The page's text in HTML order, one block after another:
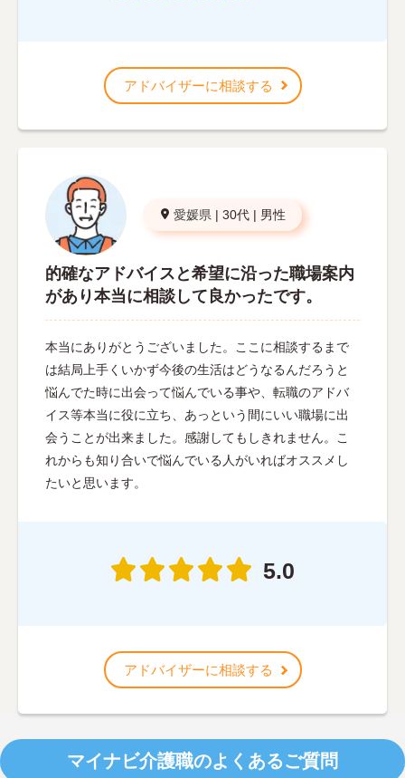
アドバイザーに相談する
愛媛県 | 30代 | 男性
的確なアドバイスと希望に沿った職場案内
があり本当に相談して良かったです。
本当にありがとうございました。ここに相談するまで
は結局上手くいかず今後の生活はどうなるんだろうと
悩んでた時に出会って悩んでいる事や、転職のアドバ
イス等本当に役に立ち、あっという間にいい職場に出
会うことが出来ました。感謝してもしきれません。こ
れからも知り合いで悩んでいる人がいればオススメし
たいと思います。
5.0
アドバイザーに相談する
マイナビ介護職のよくあるご質問